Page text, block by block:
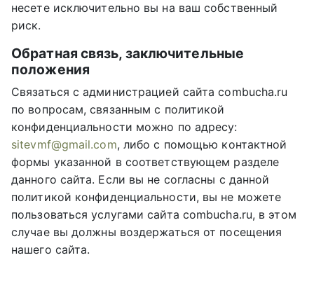
несете исключительно вы на ваш собственный
риск.
Обратная связь, заключительные
положения
Связаться с администрацией сайта combucha.ru
по вопросам, связанным с политикой
конфиденциальности можно по адресу:
sitevmf@gmail.com, либо с помощью контактной
формы указанной в соответствующем разделе
данного сайта. Если вы не согласны с данной
политикой конфиденциальности, вы не можете
пользоваться услугами сайта combucha.ru, в этом
случае вы должны воздержаться от посещения
нашего сайта.